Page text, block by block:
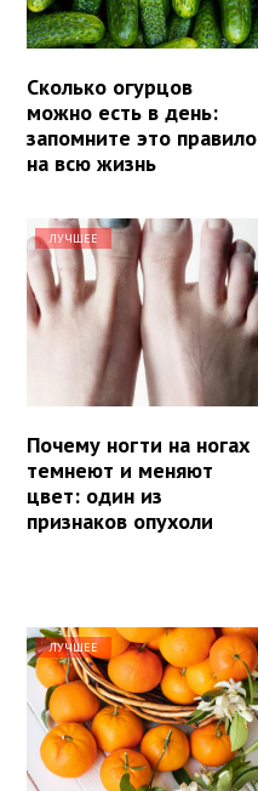
Сколько огурцов
можно есть в день:
запомните это правило
на всю жизнь
ЛУЧШЕЕ
Почему ногти на ногах
темнеют и меняют
цвет: один из
признаков опухоли
ЛУЧШЕЕ